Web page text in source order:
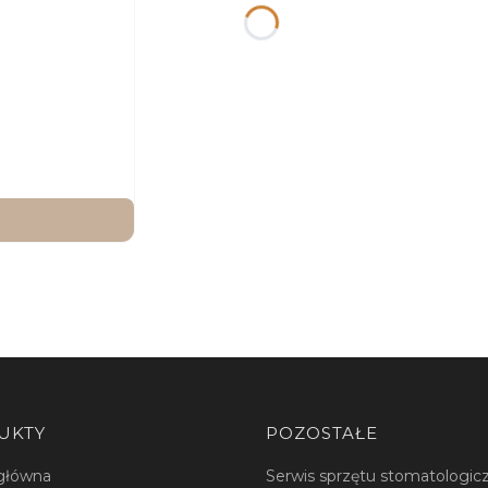
POZOSTAŁE
Serwis sprzętu